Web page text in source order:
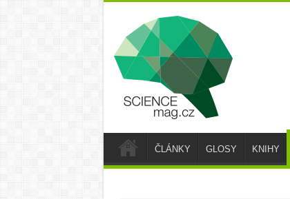
ČLÁNKY GLOSY KNIHY